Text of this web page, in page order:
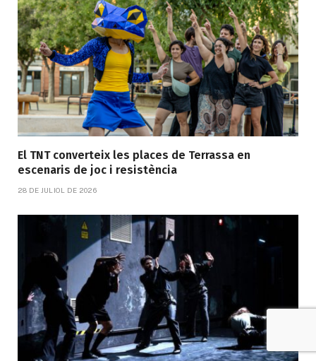
El TNT converteix les places de Terrassa en
escenaris de joc i resistència
28 DE JULIOL DE 2026